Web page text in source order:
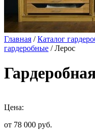
Главная /Каталог
гардеробные / Лерос
Цена:
от 78 000 руб.